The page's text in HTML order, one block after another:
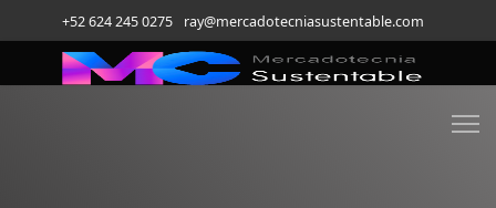
+52 624 245 0275 ray@mercadotecniasustentable.com